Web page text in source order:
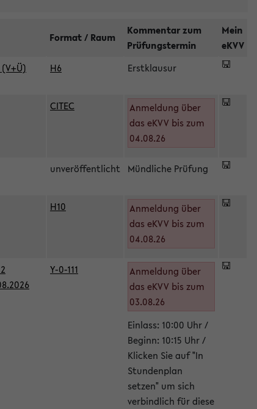
Format / Raum
Kommentar zum
Prüfungstermin
Mein
eKVV
H6 Erstklausur
CITEC
Anmeldung über
das eKVV bis zum
04.08.26
unveröffentlicht Mündliche Prüfung
H10
Anmeldung über
das eKVV bis zum
04.08.26
Y-0-111
Anmeldung über
das eKVV bis zum
03.08.26
Einlass: 10:00 Uhr /
Beginn: 10:15 Uhr /
Klicken Sie auf "In
Stundenplan
setzen" um sich
verbindlich für diese